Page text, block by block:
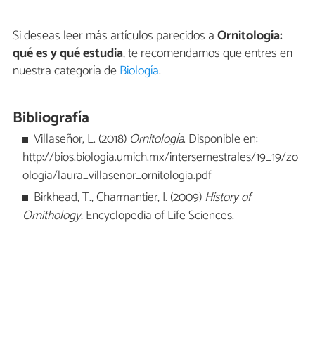
Si deseas leer más artículos parecidos aOrnitología:
qué es y qué estudia, te recomendamos que entres en
nuestra categoría deBiología.
Bibliografía
Villaseñor, L. (2018) Ornitología. Disponible en:
http://bios.biologia.umich.mx/intersemestrales/19_19/zo
ologia/laura_villasenor_ornitologia.pdf
Birkhead, T., Charmantier, I. (2009)History of
Ornithology.Encyclopedia of Life Sciences.